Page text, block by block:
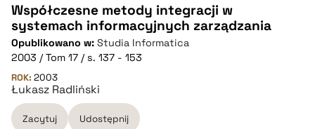
pobierz cytat
CZYSTY TEKST
pobierz cytat
BIBTEX
Współczesne metody integracji w
systemach informacyjnych zarządzania
Opublikowano w: Studia Informatica
2003 / Tom 17 / s. 137 - 153
ROK: 2003
Łukasz Radliński
Zacytuj Udostępnij